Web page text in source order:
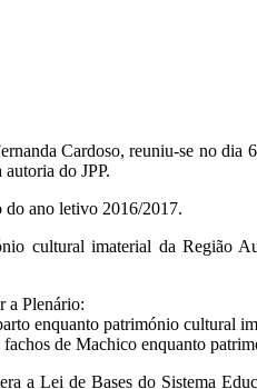
Cardoso, reuniu-se no
do JPP.
do ano letivo 2016/2017.
cultural imaterial da Região
a Plenário:
enquanto património cultural
de Machico enquanto
a Lei de Bases do Sistema